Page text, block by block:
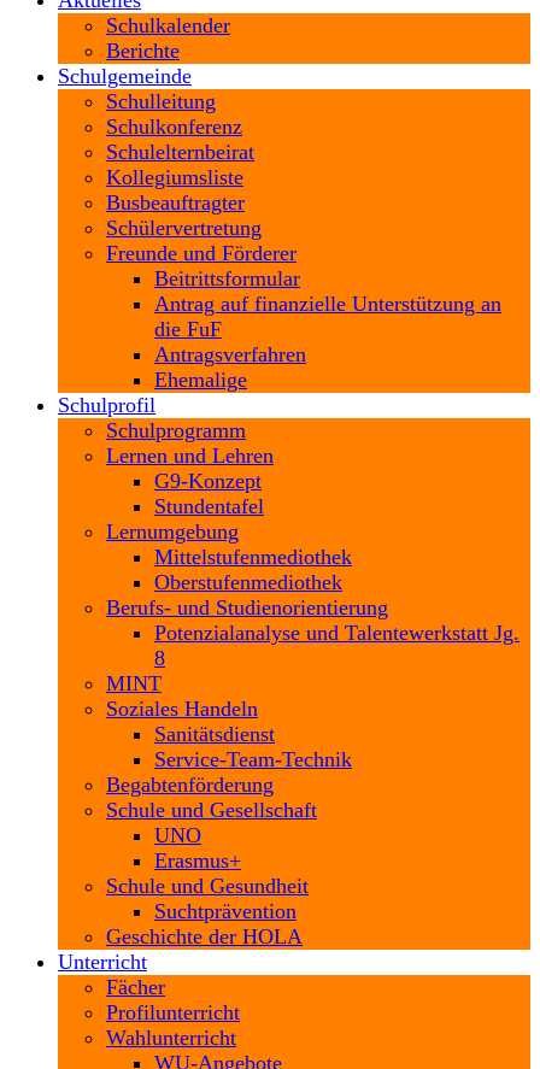
Schulkalender
Berichte
Schulgemeinde
Schulleitung
Schulkonferenz
Schulelternbeirat
Kollegiumsliste
Busbeauftragter
Schülervertretung
Freunde und Förderer
Beitrittsformular
Antrag auf finanzielle Unterstützung an
die FuF
Antragsverfahren
Ehemalige
Schulprofil
Schulprogramm
Lernen und Lehren
G9-Konzept
Stundentafel
Lernumgebung
Mittelstufenmediothek
Oberstufenmediothek
Berufs- und Studienorientierung
Potenzialanalyse und Talentewerkstatt Jg.
8
MINT
Soziales Handeln
Sanitätsdienst
Service-Team-Technik
Begabtenförderung
Schule und Gesellschaft
UNO
Erasmus+
Schule und Gesundheit
Suchtprävention
Geschichte der HOLA
Unterricht
Fächer
Profilunterricht
Wahlunterricht
WU-Angebote